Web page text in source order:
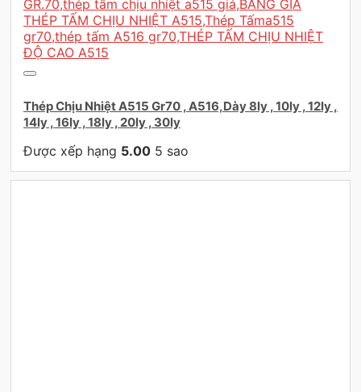
Thép Chịu Nhiệt A515 Gr70 , A516,Dày 8ly , 10ly , 12ly ,
14ly , 16ly , 18ly , 20ly , 30ly
Được xếp hạng 5.00 5 sao